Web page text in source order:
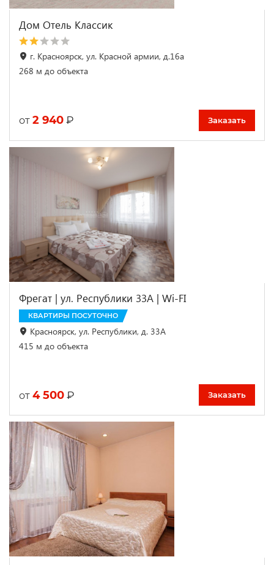
Дом Отель Классик
г. Красноярск, ул. Красной армии, д.16а
268 м до объекта
от 2 940 ₽ Заказать
Фрегат | ул. Республики 33А | Wi-FI
КВАРТИРЫ ПОСУТОЧНО
Красноярск, ул. Республики, д. 33А
415 м до объекта
от 4 500 ₽ Заказать